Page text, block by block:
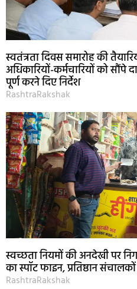
स्वतंत्रता दिवस समारोह की
अधिकारियों-कर्मचारियों को सौंपे
पूर्ण करने दिए निर्देश
RashtraRakshak
स्वच्छता नियमों की अनदेखी पर
का स्पॉट फाइन, प्रतिष्ठान
RashtraRakshak